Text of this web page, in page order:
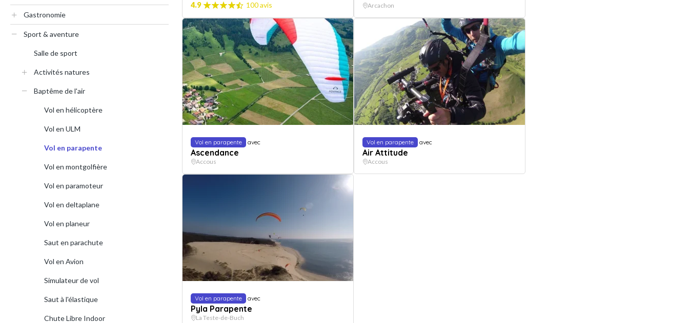
Gastronomie
Sport & aventure
Salle de sport
Activités natures
Baptême de l'air
Vol en hélicoptère
Vol en ULM
Vol en parapente
Vol en montgolfière
Vol en paramoteur
Vol en deltaplane
Vol en planeur
Saut en parachute
Vol en Avion
Simulateur de vol
Saut à l'élastique
Chute Libre Indoor
4.9
100 avis Arcachon
Vol en parapente avec
Ascendance
Accous
Vol en parapente avec
Air Attitude
Accous
Vol en parapente avec
Pyla Parapente
La Teste-de-Buch